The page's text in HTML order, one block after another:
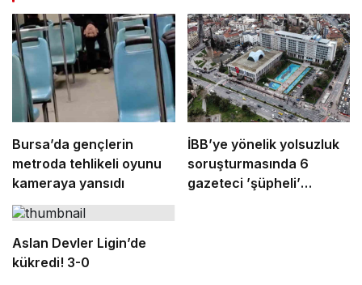
Bursa’da gençlerin
metroda tehlikeli oyunu
kameraya yansıdı
İBB’ye yönelik yolsuzluk
soruşturmasında 6
gazeteci ’şüpheli’
Aslan Devler Ligin’de
kükredi! 3-0